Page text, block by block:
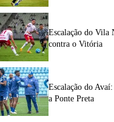
Escalação do Vila
contra o Vitória
Escalação do
a Ponte Preta